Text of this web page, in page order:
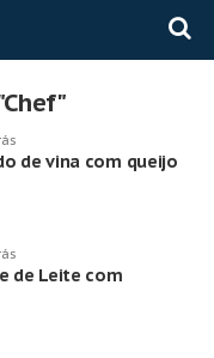
de vina com queijo
de Leite com